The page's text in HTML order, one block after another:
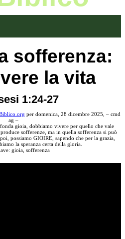
sofferenza:
la vita
1:24-27
per domenica, 28 dicembre 2025, – cmd
ag –
gioia, dobbiamo vivere per quello che vale
sofferenze, ma in quella sofferenza si può
possiamo GIOIRE, sapendo che per la grazia,
la speranza certa della gloria.
gioia, sofferenza